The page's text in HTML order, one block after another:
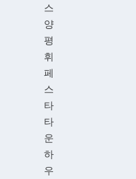
스
양
평
휘
페
스
타
타
운
하
우